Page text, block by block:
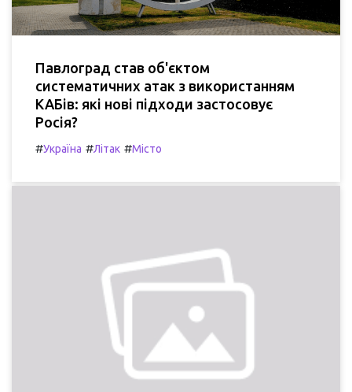
Павлоград став об'єктом
систематичних атак з використанням
КАБів: які нові підходи застосовує
Росія?
#Україна #Літак #Місто